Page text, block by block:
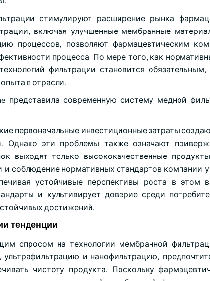
стимулируют расширение рынка
включая улучшенные мембранные
процессов, позволяют фармацевтическим
процесса. По мере того, как
фильтрации становится
в отрасли.
представила современную систему медной
первоначальные инвестиционные затраты
Однако эти проблемы также означают
выходят только высококачественные
и соблюдение нормативных стандартов компании
устойчивые перспективы роста в этом
и культивирует доверие среди
достижений.
тенденции
спросом на технологии мембранной
и нанофильтрацию,
чистоту продукта. Поскольку